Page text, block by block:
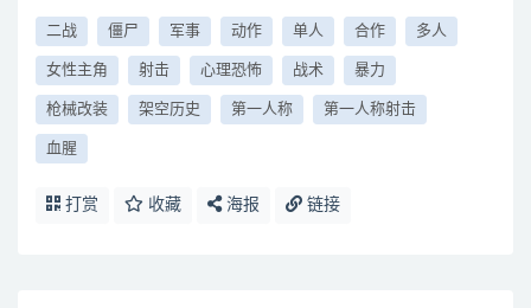
二战 僵尸 军事 动作 单人 合作 多人
女性主角 射击 心理恐怖 战术 暴力
枪械改装 架空历史 第一人称 第一人称射击
血腥
打赏 收藏 海报 链接